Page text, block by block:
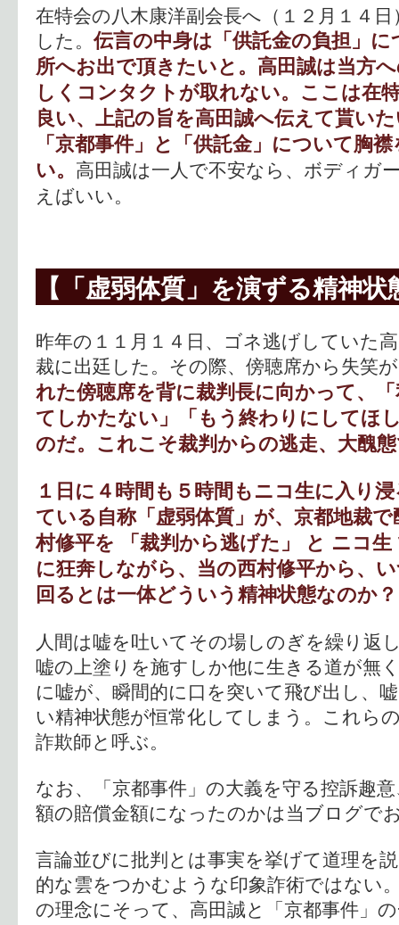
在特会の八木康洋副会長へ（１２月１４
した。 伝言の中身は「供託金の負担」
所へお出で頂きたいと。高田誠は当方
しくコンタクトが取れない。ここは在
良い、上記の旨を高田誠へ伝えて貰い
「京都事件」と「供託金」について胸
い。 高田誠は一人で不安なら、ボディガ
えばいい。
【「虚弱体質」を演ずる精神
昨年の１１月１４日、ゴネ逃げしていた
裁に出廷した。その際、傍聴席から失笑
れた傍聴席を背に裁判長に向かって、
てしかたない」「もう終わりにしてほ
のだ。これこそ裁判からの逃走、大醜
１日に４時間も５時間もニコ生に入り
ている自称「虚弱体質」が、京都地裁
村修平を 「裁判から逃げた」 と ニコ
に狂奔しながら、当の西村修平から、
回るとは一体どういう精神状態なのか？
人間は嘘を吐いてその場しのぎを繰り返
嘘の上塗りを施すしか他に生きる道が無
に嘘が、瞬間的に口を突いて飛び出し、
い精神状態が恒常化してしまう。これら
詐欺師と呼ぶ。
なお、「京都事件」の大義を守る控訴趣
額の賠償金額になったのかは当ブログで
言論並びに批判とは事実を挙げて道理を
的な雲をつかむような印象詐術ではない
の理念にそって、高田誠と「京都事件」